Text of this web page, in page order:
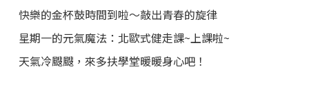
快樂的金杯鼓時間到啦～敲出青春的旋律
星期一的元氣魔法：北歐式健走課~上課啦~
天氣冷颼颼，來多扶學堂暖暖身心吧！